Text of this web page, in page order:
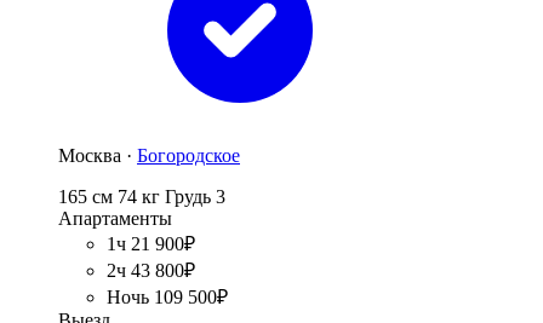
Москва · Богородское
165 см 74 кг Грудь 3
Апартаменты
1ч 21 900₽
2ч 43 800₽
Ночь 109 500₽